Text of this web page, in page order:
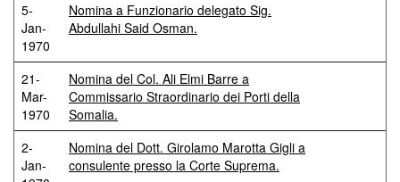
5-
Jan-
1970
Nomina a Funzionario delegato Sig.
Abdullahi Said Osman.
21-
Mar-
1970
Nomina del Col. Ali Elmi Barre a
Commissario Straordinario dei Porti della
Somalia.
2-
Jan-
Nomina del Dott. Girolamo Marotta Gigli a
consulente presso la Corte Suprema.